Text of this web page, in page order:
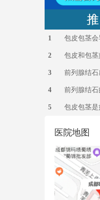
1 包皮包茎
2 包皮和包茎
3 前列腺结
4 前列腺结石
5 包皮包茎
医院地图